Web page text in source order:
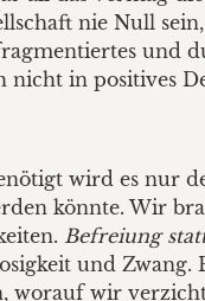
nie Null
und
in positives
wird es nur
könnte. Wir
Befreiung
und
worauf wir